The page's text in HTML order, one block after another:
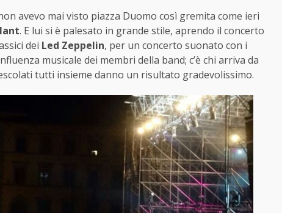
avevo mai visto piazza Duomo così gremita come ieri
. E lui si è palesato in grande stile, aprendo il concerto
dei Led Zeppelin, per un concerto suonato con i
musicale dei membri della band; c’è chi arriva da
tutti insieme danno un risultato gradevolissimo.